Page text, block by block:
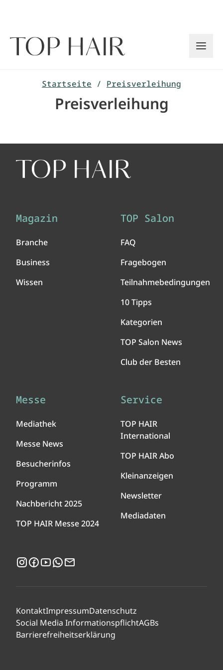
Startseite / Preisverleihung
Preisverleihung
Magazin
Branche
Business
Wissen
TOP Salon
FAQ
Fragebogen
Teilnahmebedingungen
10 Tipps
Kategorien
TOP Salon News
Club der Besten
Messe
Mediathek
Messe News
Besucherinfos
Programm
Nachbericht 2025
TOP HAIR Messe 2024
Service
TOP HAIR
International
TOP HAIR Abo
Kleinanzeigen
Newsletter
Mediadaten
Instagram
Facebook
YouTubeWhatsApp
KontaktImpressumDatenschutz
Social Media InformationspflichtAGBs
Barrierefreiheitserklärung